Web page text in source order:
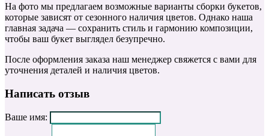
На фото мы предлагаем возможные варианты сборки букетов,
которые зависят от сезонного наличия цветов. Однако наша
главная задача — сохранить стиль и гармонию композиции,
чтобы ваш букет выглядел безупречно.
После оформления заказа наш менеджер свяжется с вами для
уточнения деталей и наличия цветов.
Написать отзыв
Ваше имя: